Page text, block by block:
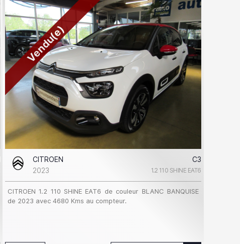
Vendu(e)
CITROEN
C3
2023
1.2 110 SHINE EAT6
CITROEN 1.2 110 SHINE EAT6 de couleur BLANC BANQUISE
de 2023 avec 4680 Kms au compteur.